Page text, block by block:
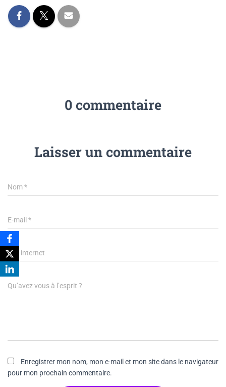
0 commentaire
Laisser un commentaire
Nom*
E-mail *
Site internet
Qu’avez vous à l’esprit ?
Enregistrer mon nom, mon e-mail et mon site dans le navigateur
pour mon prochain commentaire.